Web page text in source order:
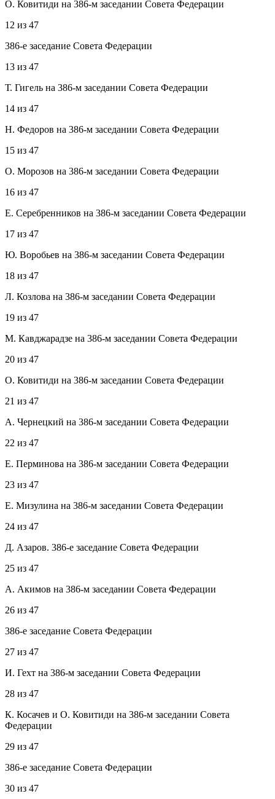
О. Ковитиди на 386-м заседании Совета Федерации
12 из 47
386-е заседание Совета Федерации
13 из 47
Т. Гигель на 386-м заседании Совета Федерации
14 из 47
Н. Федоров на 386-м заседании Совета Федерации
15 из 47
О. Морозов на 386-м заседании Совета Федерации
16 из 47
Е. Серебренников на 386-м заседании Совета Федерации
17 из 47
Ю. Воробьев на 386-м заседании Совета Федерации
18 из 47
Л. Козлова на 386-м заседании Совета Федерации
19 из 47
М. Кавджарадзе на 386-м заседании Совета Федерации
20 из 47
О. Ковитиди на 386-м заседании Совета Федерации
21 из 47
А. Чернецкий на 386-м заседании Совета Федерации
22 из 47
Е. Перминова на 386-м заседании Совета Федерации
23 из 47
Е. Мизулина на 386-м заседании Совета Федерации
24 из 47
Д. Азаров. 386-е заседание Совета Федерации
25 из 47
А. Акимов на 386-м заседании Совета Федерации
26 из 47
386-е заседание Совета Федерации
27 из 47
И. Гехт на 386-м заседании Совета Федерации
28 из 47
К. Косачев и О. Ковитиди на 386-м заседании Совета
Федерации
29 из 47
386-е заседание Совета Федерации
30 из 47